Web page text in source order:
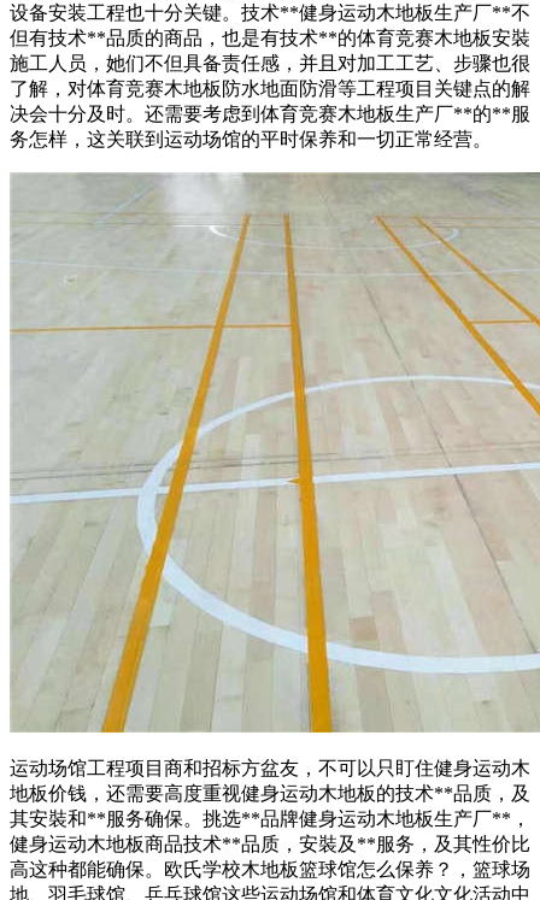
设备安装工程也十分关键。技术**健身运动木地板生产厂**不
但有技术**品质的商品，也是有技术**的体育竞赛木地板安裝
施工人员，她们不但具备责任感，并且对加工工艺、步骤也很
了解，对体育竞赛木地板防水地面防滑等工程项目关键点的解
决会十分及时。还需要考虑到体育竞赛木地板生产厂**的**服
务怎样，这关联到运动场馆的平时保养和一切正常经营。
运动场馆工程项目商和招标方盆友，不可以只盯住健身运动木
地板价钱，还需要高度重视健身运动木地板的技术**品质，及
其安裝和**服务确保。挑选**品牌健身运动木地板生产厂**，
健身运动木地板商品技术**品质，安裝及**服务，及其性价比
高这种都能确保。欧氏学校木地板篮球馆怎么保养？，篮球场
地、羽毛球馆、乒乓球馆这些运动场馆和体育文化文化活动中